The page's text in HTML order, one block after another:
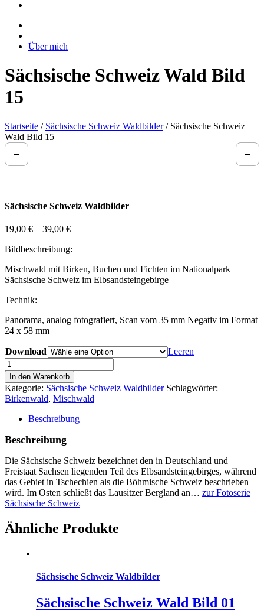
Über mich
Sächsische Schweiz Wald Bild
15
Startseite / Sächsische Schweiz Waldbilder/ Sächsische Schweiz
Wald Bild 15
←
→
Sächsische Schweiz Waldbilder
19,00 € – 39,00 €
Bildbeschreibung:
Mischwald mit Birken, Buchen und Fichten im Nationalpark
Sächsische Schweiz im Elbsandsteingebirge
Technik:
Panorama, analog fotografiert, Scan vom 35 mm Negativ im Format
24 x 58 mm
Download
Leeren
Sächsische
Schweiz
Wald
Bild
15
Menge
In den Warenkorb
Kategorie: Sächsische Schweiz Waldbilder Schlagwörter:
Birkenwald, Mischwald
Beschreibung
Beschreibung
Die Sächsische Schweiz bezeichnet den in Deutschland und
Freistaat Sachsen liegenden Teil des Elbsandsteingebirges, während
das Gebiet in Tschechien als die Böhmische Schweiz beschrieben
wird. Im Osten schließt das Lausitzer Bergland an… zur Fotoserie
Sächsische Schweiz
Ähnliche Produkte
Sächsische Schweiz Waldbilder
Sächsische Schweiz Wald Bild 01